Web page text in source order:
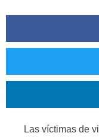
Las víctimas de